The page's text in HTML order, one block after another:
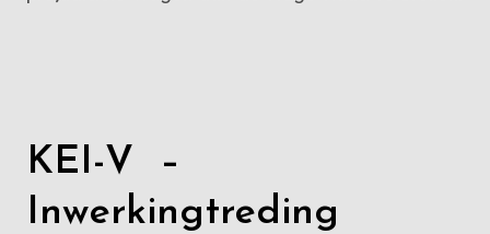
KEI-V –
Inwerkingtreding